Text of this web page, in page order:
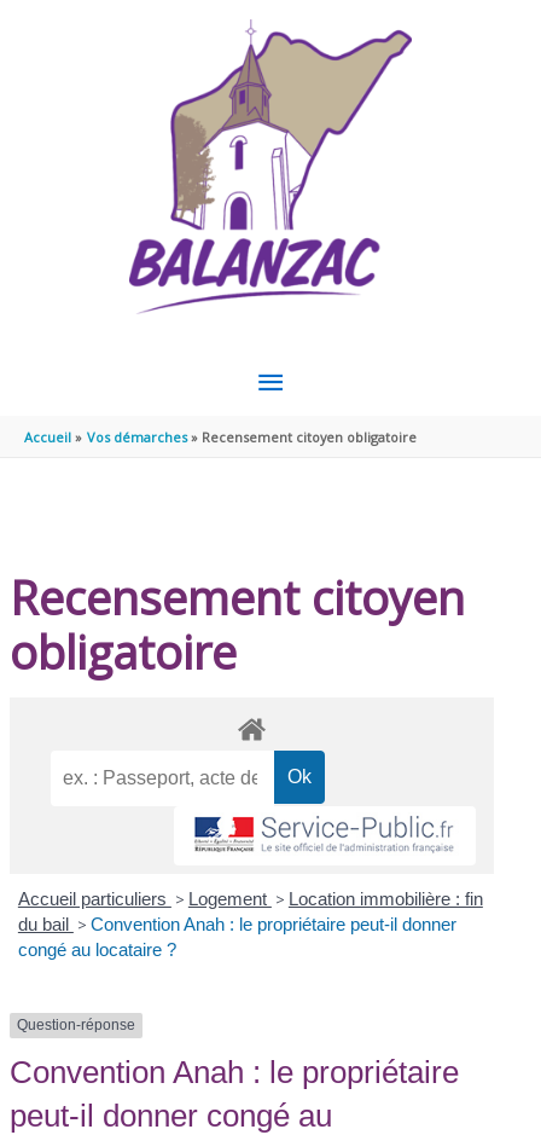
MENU
PRINCIPAL
Accueil Vos démarches Recensement citoyen obligatoire
Recensement citoyen
obligatoire
Accueil particuliers > Logement > Location immobilière : fin
du bail > Convention Anah : le propriétaire peut-il donner
congé au locataire ?
Question-réponse
Convention Anah : le propriétaire
peut-il donner congé au